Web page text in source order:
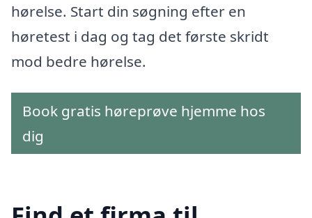
hørelse. Start din søgning efter en
høretest i dag og tag det første skridt
mod bedre hørelse.
Book gratis høreprøve hjemme hos
dig